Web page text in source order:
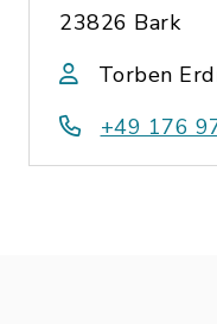
23826 Bark
Torben
+49 176